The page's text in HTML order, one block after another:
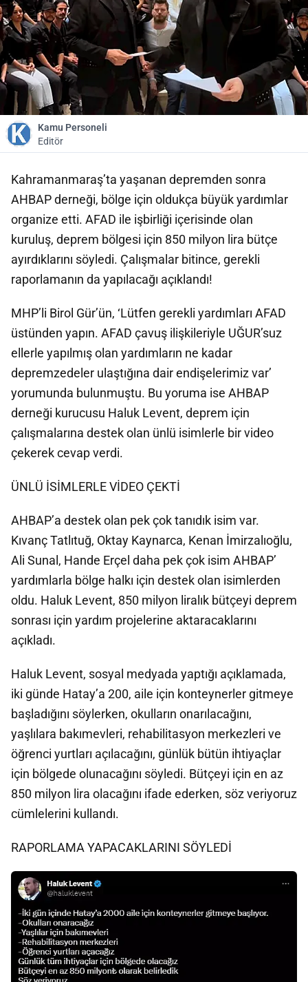
Kamu Personeli
Editör
Kahramanmaraş’ta yaşanan depremden sonra
AHBAP derneği, bölge için oldukça büyük yardımlar
organize etti. AFAD ile işbirliği içerisinde olan
kuruluş, deprem bölgesi için 850 milyon lira bütçe
ayırdıklarını söyledi. Çalışmalar bitince, gerekli
raporlamanın da yapılacağı açıklandı!
MHP’li Birol Gür’ün, ‘Lütfen gerekli yardımları AFAD
üstünden yapın. AFAD çavuş ilişkileriyle UĞUR’suz
ellerle yapılmış olan yardımların ne kadar
depremzedeler ulaştığına dair endişelerimiz var’
yorumunda bulunmuştu. Bu yoruma ise AHBAP
derneği kurucusu Haluk Levent, deprem için
çalışmalarına destek olan ünlü isimlerle bir video
çekerek cevap verdi.
ÜNLÜ İSİMLERLE VİDEO ÇEKTİ
AHBAP’a destek olan pek çok tanıdık isim var.
Kıvanç Tatlıtuğ, Oktay Kaynarca, Kenan İmirzalıoğlu,
Ali Sunal, Hande Erçel daha pek çok isim AHBAP’
yardımlarla bölge halkı için destek olan isimlerden
oldu. Haluk Levent, 850 milyon liralık bütçeyi deprem
sonrası için yardım projelerine aktaracaklarını
açıkladı.
Haluk Levent, sosyal medyada yaptığı açıklamada,
iki günde Hatay’a 200, aile için konteynerler gitmeye
başladığını söylerken, okulların onarılacağını,
yaşlılara bakımevleri, rehabilitasyon merkezleri ve
öğrenci yurtları açılacağını, günlük bütün ihtiyaçlar
için bölgede olunacağını söyledi. Bütçeyi için en az
850 milyon lira olacağını ifade ederken, söz veriyoruz
cümlelerini kullandı.
RAPORLAMA YAPACAKLARINI SÖYLEDİ